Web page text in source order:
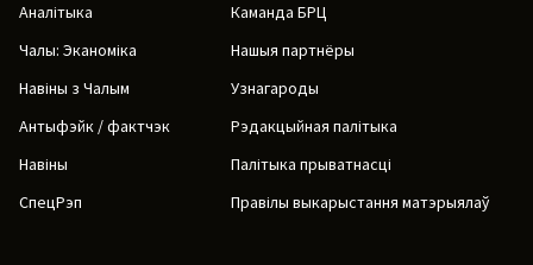
Аналітыка
Чалы: Эканоміка
Навіны з Чалым
Антыфэйк / фактчэк
Навіны
СпецРэп
Каманда БРЦ
Нашыя партнёры
Узнагароды
Рэдакцыйная палітыка
Палітыка прыватнасці
Правілы выкарыстання матэрыялаў